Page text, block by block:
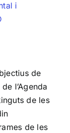
i
de
l’Agenda
de les
de les